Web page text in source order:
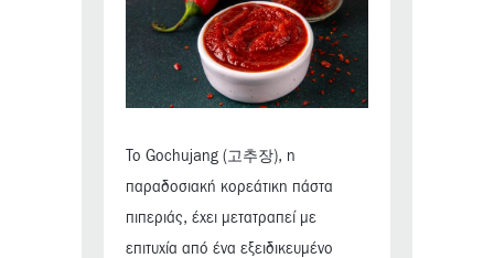
Το Gochujang (고추장), η
παραδοσιακή κορεάτικη πάστα
πιπεριάς, έχει μετατραπεί με
επιτυχία από ένα εξειδικευμένο